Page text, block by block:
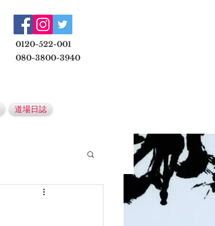
0120-522-001
080-3800-3940
道場日誌